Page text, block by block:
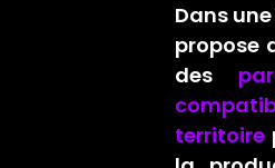
Dans
propose
des
territoire